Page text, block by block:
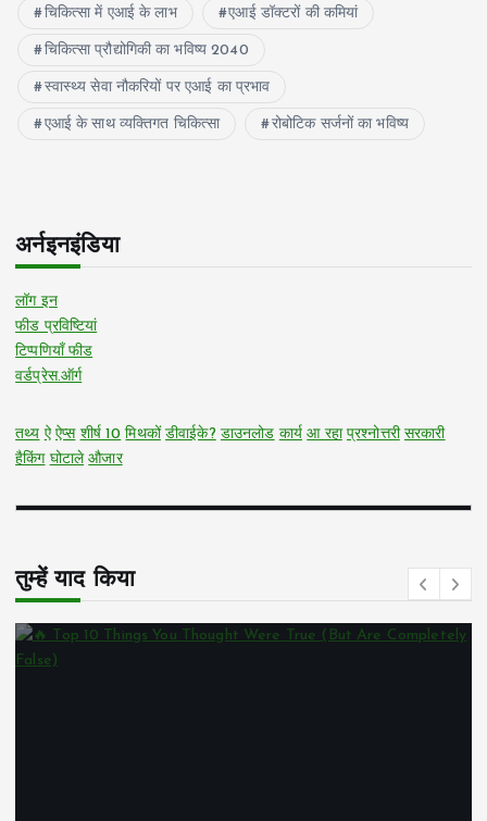
चिकित्सा में एआई के लाभ एआई डॉक्टरों की कमियां
चिकित्सा प्रौद्योगिकी का भविष्य 2040
स्वास्थ्य सेवा नौकरियों पर एआई का प्रभाव
एआई के साथ व्यक्तिगत चिकित्सा रोबोटिक सर्जनों का भविष्य
अर्नइनइंडिया
लॉग इन
फीड प्रविष्टियां
टिप्पणियाँ फीड
वर्डप्रेस.ऑर्ग
तथ्य ऐ ऐप्स शीर्ष 10 मिथकों डीवाईके? डाउनलोड कार्य आ रहा प्रश्नोत्तरी सरकारी
हैकिंग घोटाले औजार
तुम्हें याद किया